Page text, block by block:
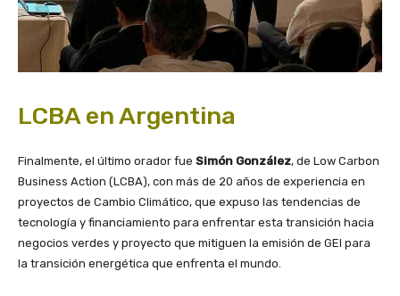
LCBA en Argentina
Finalmente, el último orador fue Simón González, de Low Carbon
Business Action (LCBA), con más de 20 años de experiencia en
proyectos de Cambio Climático, que expuso las tendencias de
tecnología y financiamiento para enfrentar esta transición hacia
negocios verdes y proyecto que mitiguen la emisión de GEI para
la transición energética que enfrenta el mundo.